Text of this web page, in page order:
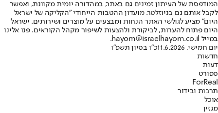
המודפסת של העיתון זמינים גם באתר, במהדורה יומית מקוונת, ואפשר
לקבל אותם גם בניוזלטר. מועדון ההטבות הייחודי "הקליקה של ישראל
היום" מציע לגולשי האתר הנחות ומבצעים על מוצרים ושירותים. ישראל
היום פתוח להערות, לביקורת ולהצעות לשיפור מקהל הקוראים. פנו אלינו
במייל hayom@israelhayom.co.il.
יום חמישי, 11.6.2026
כ"ו בסיון תשפ"ו
חדשות
דעות
ספורט
ForReal
תרבות ובידור
אוכל
מגזין